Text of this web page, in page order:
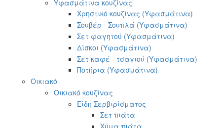
Υφασμάτινα κουζίνας
Χρηστικό κουζίνας (Υφασμάτινα)
Σουβέρ - Σουπλά (Υφασμάτινα)
Σετ φαγητού (Υφασμάτινα)
Δίσκοι (Υφασμάτινα)
Σετ καφέ - τσαγιού (Υφασμάτινα)
Ποτήρια (Υφασμάτινα)
Οικιακό
Οικιακό κουζίνας
Είδη Σερβιρίσματος
Σετ πιάτα